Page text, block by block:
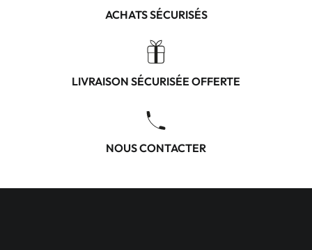
ACHATS SÉCURISÉS
LIVRAISON SÉCURISÉE OFFERTE
NOUS CONTACTER